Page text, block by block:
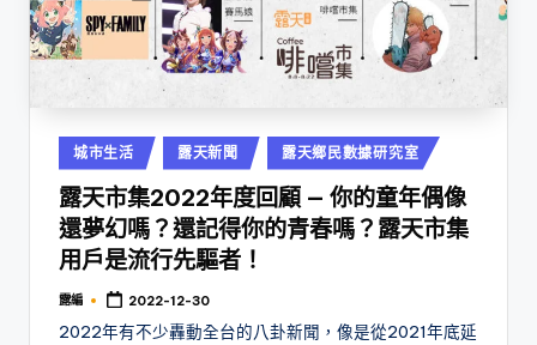
Posted
in
城市生活 露天新聞 露天鄉民數據研究室
露天市集2022年度回顧 — 你的童年偶像
還夢幻嗎？還記得你的青春嗎？露天市集
用戶是流行先驅者！
Posted
露編 2022-12-30
2022年有不少轟動全台的八卦新聞，像是從2021年底延